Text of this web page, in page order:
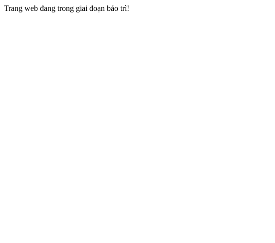
Trang web đang trong giai đoạn bảo trì!